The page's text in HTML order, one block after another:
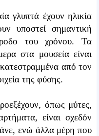
γλυπτά έχουν ηλικία
υποστεί σημαντική
του χρόνου. Τα
στα μουσεία είναι
από τον
της φύσης.
όπως μύτες,
είναι σχεδόν
ενώ άλλα μέρη που